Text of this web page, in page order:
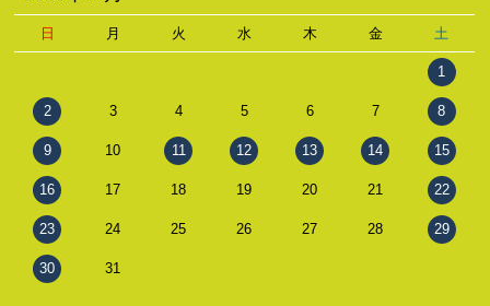
日 月 火 水 木 金 土
1
2 3 4 5 6 7 8
9 10 11 12 13 14 15
16 17 18 19 20 21 22
23 24 25 26 27 28 29
30 31